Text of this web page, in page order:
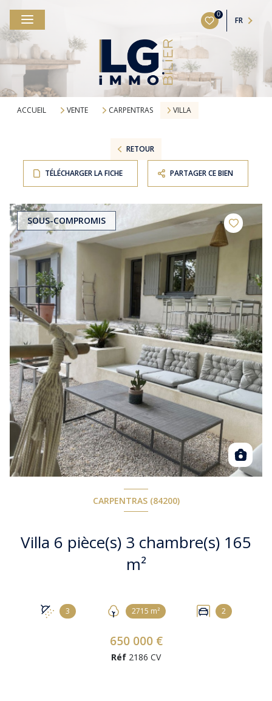
0
FR
ACCUEIL VENTE CARPENTRAS VILLA
RETOUR
TÉLÉCHARGER LA FICHE PARTAGER CE BIEN
SOUS-COMPROMIS
CARPENTRAS (84200)
Villa 6 pièce(s) 3 chambre(s) 165
m²
3 2715 m² 2
650 000 €
Réf 2186 CV